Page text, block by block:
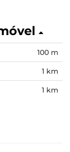
100 m
1 km
1 km